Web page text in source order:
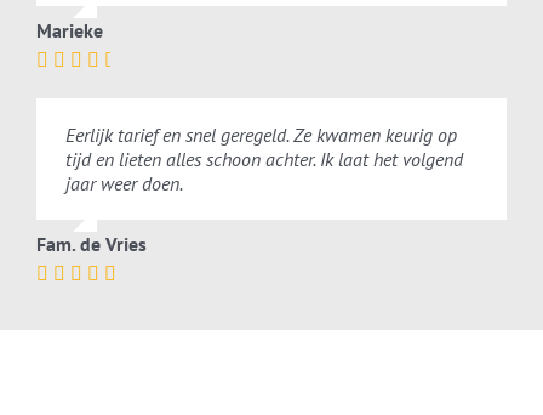
Marieke
Eerlijk tarief en snel geregeld. Ze kwamen keurig op
tijd en lieten alles schoon achter. Ik laat het volgend
jaar weer doen.
Fam. de Vries